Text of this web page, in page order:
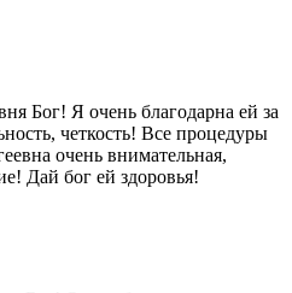
Бог! Я очень благодарна ей за
четкость! Все процедуры
очень внимательная,
Дай бог ей здоровья!